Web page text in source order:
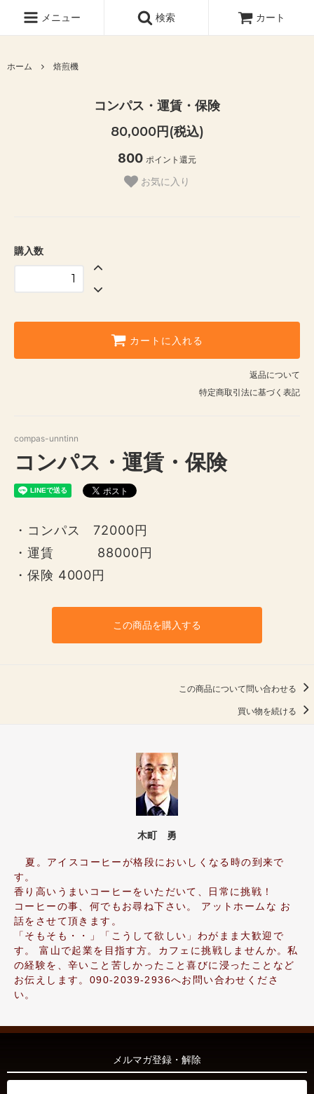
メニュー 検索 カート
ホーム 焙煎機
コンパス・運賃・保険
80,000円(税込)
800 ポイント還元
お気に入り
購入数
カートに入れる
返品について
特定商取引法に基づく表記
compas-unntinn
コンパス・運賃・保険
・コンパス 72000円
・運賃 88000円
・保険 4000円
この商品を購入する
この商品について問い合わせる
買い物を続ける
木町 勇
夏。アイスコーヒーが格段においしくなる時の到来で
す。
香り高いうまいコーヒーをいただいて、日常に挑戦！
コーヒーの事、何でもお尋ね下さい。 アットホームな お
話をさせて頂きます。
「そもそも・・」「こうして欲しい」わがまま大歓迎で
す。 富山で起業を目指す方。カフェに挑戦しませんか。私
の経験を、辛いこと苦しかったこと喜びに浸ったことなど
お伝えします。090-2039-2936へお問い合わせくださ
い。
メルマガ登録・解除